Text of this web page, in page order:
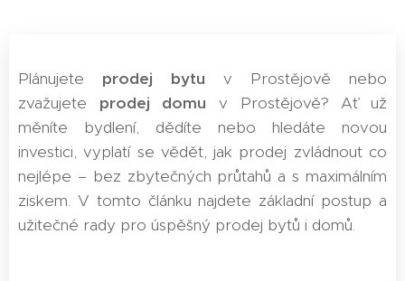
Plánujete prodej bytu v Prostějově nebo
zvažujete prodej domu v Prostějově? Ať už
měníte bydlení, dědíte nebo hledáte novou
investici, vyplatí se vědět, jak prodej zvládnout co
nejlépe – bez zbytečných průtahů a s maximálním
ziskem. V tomto článku najdete základní postup a
užitečné rady pro úspěšný prodej bytů i domů.